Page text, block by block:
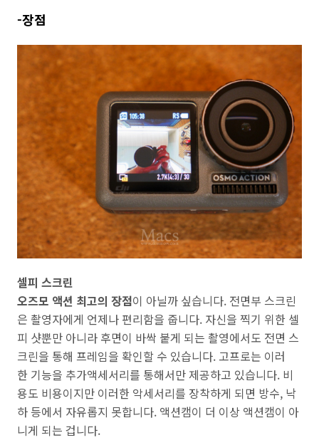
-장점
셀피 스크린
오즈모 액션 최고의 장점이 아닐까 싶습니다. 전면부 스크린
은 촬영자에게 언제나 편리함을 줍니다. 자신을 찍기 위한 셀
피 샷뿐만 아니라 후면이 바싹 붙게 되는 촬영에서도 전면 스
크린을 통해 프레임을 확인할 수 있습니다. 고프로는 이러
한 기능을 추가액세서리를 통해서만 제공하고 있습니다. 비
용도 비용이지만 이러한 악세서리를 장착하게 되면 방수, 낙
하 등에서 자유롭지 못합니다. 액션캠이 더 이상 액션캠이 아
니게 되는 겁니다.